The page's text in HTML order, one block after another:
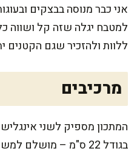
אני כבר מנוסה בבצקים
למטבח יגלה שזה קל ושווה
ללוות ולהזכיר שגם הקטנים
מרכיבים
המתכון מספיק לשני